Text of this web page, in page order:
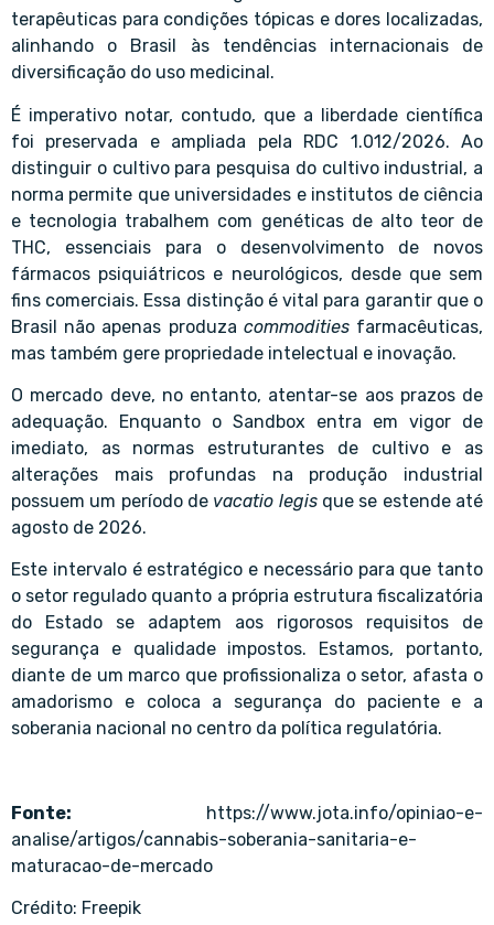
terapêuticas para condições tópicas e dores localizadas,
alinhando o Brasil às tendências internacionais de
diversificação do uso medicinal.
É imperativo notar, contudo, que a liberdade científica
foi preservada e ampliada pela RDC 1.012/2026. Ao
distinguir o cultivo para pesquisa do cultivo industrial, a
norma permite que universidades e institutos de ciência
e tecnologia trabalhem com genéticas de alto teor de
THC, essenciais para o desenvolvimento de novos
fármacos psiquiátricos e neurológicos, desde que sem
fins comerciais. Essa distinção é vital para garantir que o
Brasil não apenas produza commodities farmacêuticas,
mas também gere propriedade intelectual e inovação.
O mercado deve, no entanto, atentar-se aos prazos de
adequação. Enquanto o Sandbox entra em vigor de
imediato, as normas estruturantes de cultivo e as
alterações mais profundas na produção industrial
possuem um período de vacatio legis que se estende até
agosto de 2026.
Este intervalo é estratégico e necessário para que tanto
o setor regulado quanto a própria estrutura fiscalizatória
do Estado se adaptem aos rigorosos requisitos de
segurança e qualidade impostos. Estamos, portanto,
diante de um marco que profissionaliza o setor, afasta o
amadorismo e coloca a segurança do paciente e a
soberania nacional no centro da política regulatória.
Fonte:
https://www.jota.info/opiniao-e-
analise/artigos/cannabis-soberania-sanitaria-e-
maturacao-de-mercado
Crédito: Freepik